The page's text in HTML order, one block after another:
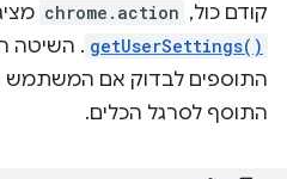
קודם כול, chrome.action
getUserSettings() . השיטה
התוספים לבדוק אם המשתמש
התוסף לסרגל הכלים.